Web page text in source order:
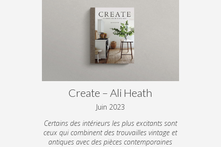
Create – Ali Heath
Juin 2023
Certains des intérieurs les plus excitants sont
ceux qui combinent des trouvailles vintage et
antiques avec des pièces contemporaines